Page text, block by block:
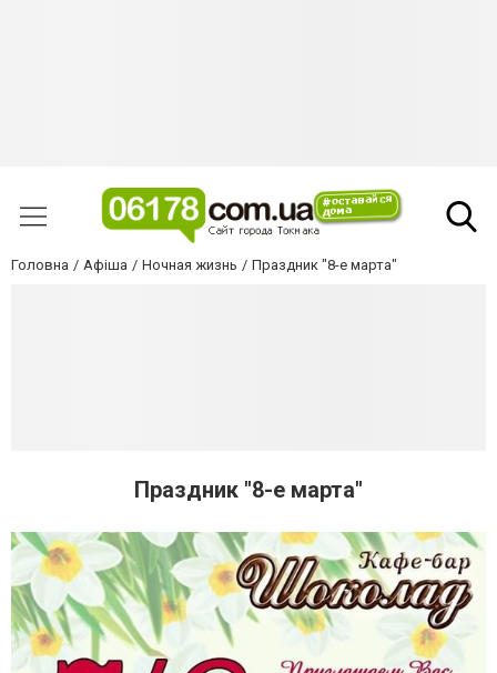
Головна Афіша Ночная жизнь Праздник "8-е марта"
Праздник "8-е марта"